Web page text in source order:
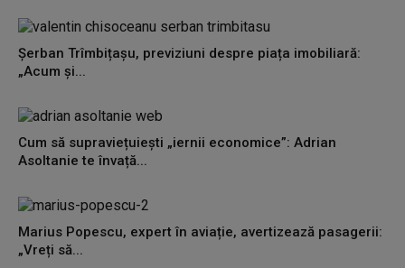
Șerban Trîmbițașu, previziuni despre piața imobiliară:
„Acum și...
Cum să supraviețuiești „iernii economice”: Adrian
Asoltanie te învață...
Marius Popescu, expert în aviație, avertizează pasagerii:
„Vreți să...